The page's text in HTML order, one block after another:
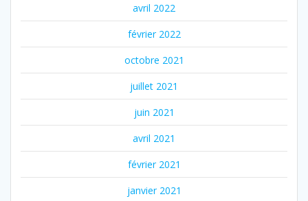
avril 2022
février 2022
octobre 2021
juillet 2021
juin 2021
avril 2021
février 2021
janvier 2021